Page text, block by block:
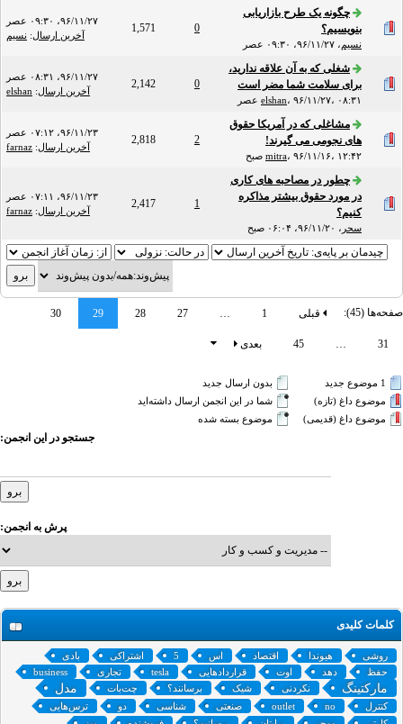
چگونه یک طرح بازاریابی
بنویسیم؟
نسیم، ۹۶/۱۱/۲۷، ۰۹:۳۰ عصر
0
1,571
۹۶/۱۱/۲۷، ۰۹:۳۰ عصر
آخرین ارسال: نسیم
شغلی که به آن علاقه ندارید،
برای سلامت شما مضر است
elshan، ۹۶/۱۱/۲۷، ۰۸:۳۱ عصر
0
2,142
۹۶/۱۱/۲۷، ۰۸:۳۱ عصر
آخرین ارسال:
elshan
مشاغلی که در آمریکا حقوق
های نجومی می گیرند!
mitra، ۹۶/۱۱/۱۶، ۱۲:۴۲ صبح
2
2,818
۹۶/۱۱/۲۳، ۰۷:۱۲ عصر
آخرین ارسال:
farnaz
چطور در مصاحبه های کاری
در مورد حقوق بیشتر مذاکره
کنیم؟
سحر ، ۹۶/۱۱/۲۰، ۰۶:۰۴ صبح
1
2,417
۹۶/۱۱/۲۳، ۰۷:۱۱ عصر
آخرین ارسال:
farnaz
صفحه‌ها (45): قبلی 1
…
27
28
29
30
31
…
45 بعدی
موضوع داغ (تازه‌)
موضوع داغ (قدیمی)
بدون ارسال جدید‌
شما در این انجمن ارسال داشته‌اید
موضوع بسته شده
جستجو در این انجمن:
پرش به انجمن:
کلمات کلیدی
روشی هیوندا اقتصاد اس 5 اشتراکی
بادی
حفظ
دهد اوت قراردادهایی tesla تجاری business
مارکتینگ نکردنی شیک برسانند؟ چت‌بات‌ مدل
کنترل no
outlet صنعتی شناسی دو
ترس‌هایی